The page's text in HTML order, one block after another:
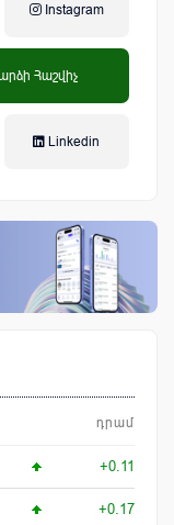
Instagram
Հաշվիչ
Linkedin
դրամ
+0.11
+0.17